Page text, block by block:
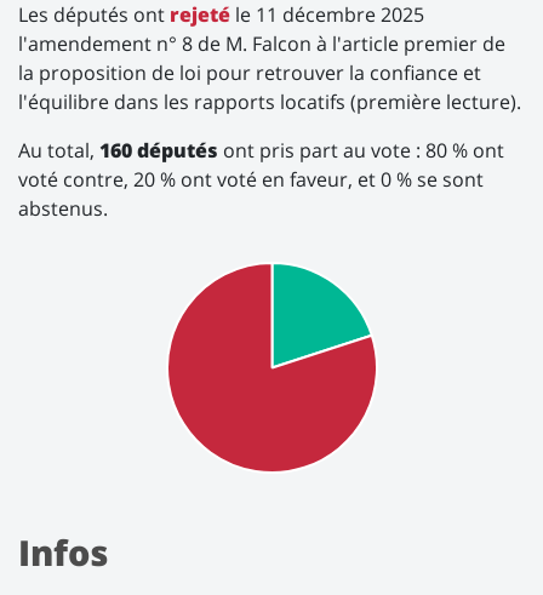
Les députés ont rejeté le 11 décembre 2025
l'amendement n° 8 de M. Falcon à l'article premier de
la proposition de loi pour retrouver la confiance et
l'équilibre dans les rapports locatifs (première lecture).
Au total, 160 députés ont pris part au vote : 80 % ont
voté contre, 20 % ont voté en faveur, et 0 % se sont
abstenus.
Infos